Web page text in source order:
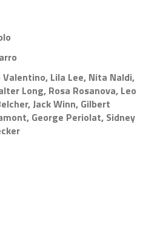
Lila Lee, Nita Naldi,
Long, Rosa Rosanova, Leo
Jack Winn, Gilbert
George Periolat, Sidney